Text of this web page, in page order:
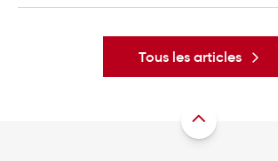
et soutient votre croissance
Mais quelle agence Webflow choisir
Tous les articles